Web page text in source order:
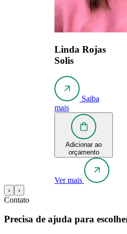
Linda Rojas
Solis
Saiba
mais
Adicionar ao
orçamento
Ver mais
‹ ›
Contato
Precisa de ajuda para